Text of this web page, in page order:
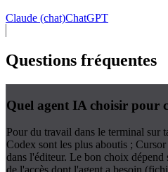
Claude (chat)ChatGPT
Questions fréquentes
Quel agent IA choisir pour
Pour du travail dans le terminal sur
Codex sont les plus aboutis ;
dans l'éditeur. Le bon choix